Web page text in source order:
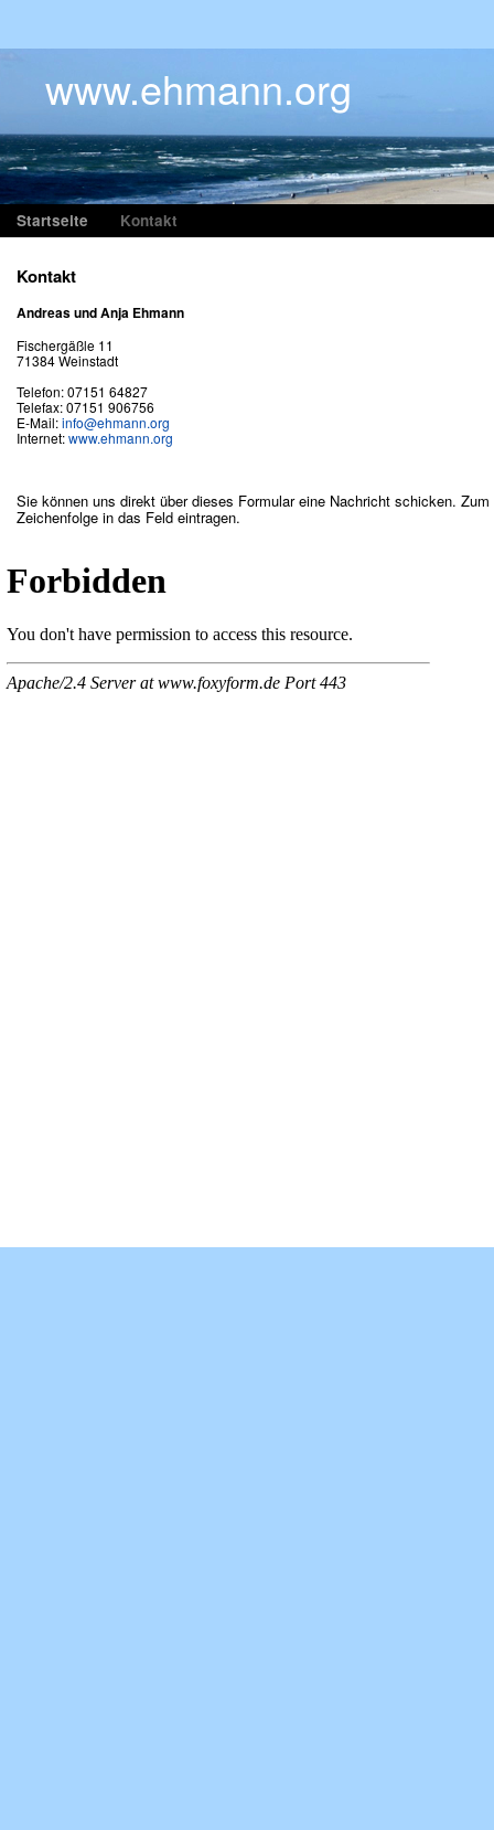
www.ehmann.org
Startseite Kontakt
Kontakt
Andreas und Anja Ehmann
Fischergäßle 11
71384 Weinstadt
Telefon: 07151 64827
Telefax: 07151 906756
E-Mail:info@ehmann.org
Internet:www.ehmann.org
Sie können uns direkt über dieses Formular eine Nachricht schicken.
Zeichenfolge in das Feld eintragen.